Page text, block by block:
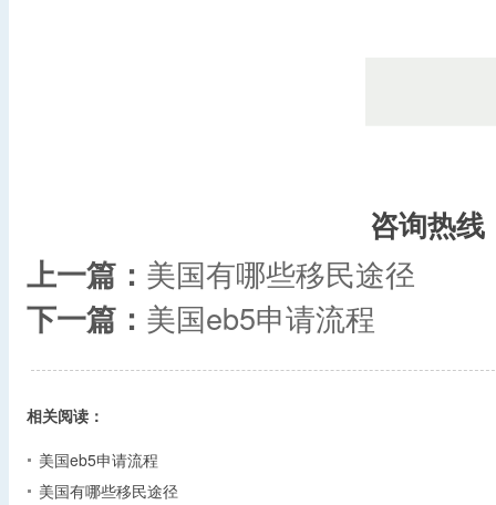
咨询热线
上一篇： 美国有哪些移民途径
下一篇： 美国eb5申请流程
相关阅读：
美国eb5申请流程
美国有哪些移民途径